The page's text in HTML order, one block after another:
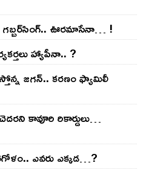
ఊర‌మాసేనా… !
హ్యాపీనా.. ?
జ‌గ‌న్‌.. క‌ర‌ణం ఫ్యామిలీ
కావూరి రికార్డులు…
ఎవ‌రు ఎక్క‌డ‌…?